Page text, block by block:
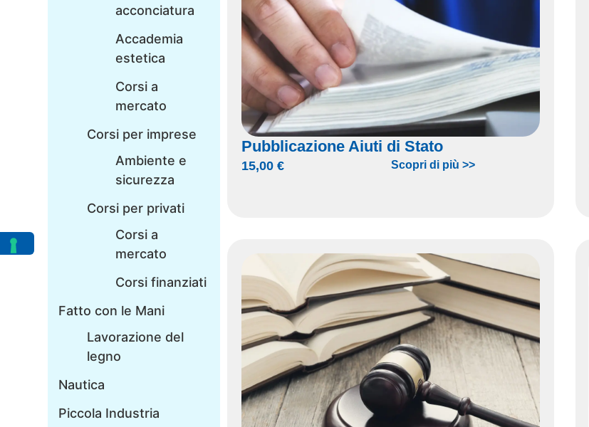
acconciatura
Accademia
estetica
Corsi a
mercato
Corsi per imprese
Ambiente e
sicurezza
Corsi per privati
Corsi a
mercato
Corsi finanziati
Fatto con le Mani
Lavorazione del
legno
Nautica
Piccola Industria
Pubblicazione Aiuti di Stato
15,00€ Scopri di più >>